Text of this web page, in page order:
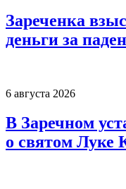
Зареченка
деньги за
6 августа 2026
В Заречном
о святом Луке